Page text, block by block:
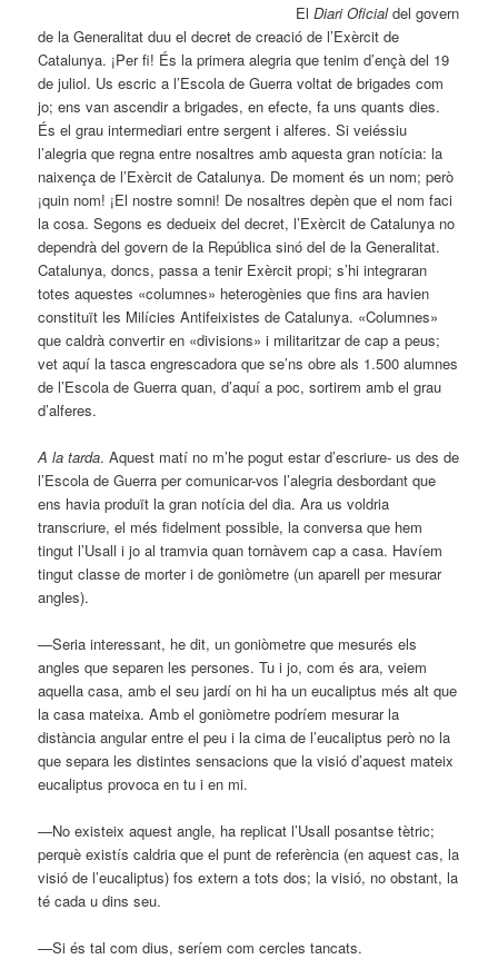
ElDiari Oficialdel govern
de la Generalitat duu el decret de creació de l’Exèrcit de
Catalunya. ¡Per fi! És la primera alegria que tenim d’ençà del 19
de juliol. Us escric a l’Escola de Guerra voltat de brigades com
jo; ens van ascendir a brigades, en efecte, fa uns quants dies.
És el grau intermediari entre sergent i alferes. Si veiéssiu
l’alegria que regna entre nosaltres amb aquesta gran notícia: la
naixença de l’Exèrcit de Catalunya. De moment és un nom; però
¡quin nom! ¡El nostre somni! De nosaltres depèn que el nom faci
la cosa. Segons es dedueix del decret, l’Exèrcit de Catalunya no
dependrà del govern de la República sinó del de la Generalitat.
Catalunya, doncs, passa a tenir Exèrcit propi; s’hi integraran
totes aquestes «columnes» heterogènies que fins ara havien
constituït les Milícies Antifeixistes de Catalunya. «Columnes»
que caldrà convertir en «divisions» i militaritzar de cap a peus;
vet aquí la tasca engrescadora que se’ns obre als 1.500 alumnes
de l’Escola de Guerra quan, d’aquí a poc, sortirem amb el grau
d’alferes.
A la tarda. Aquest matí no m’he pogut estar d’escriure- us des de
l’Escola de Guerra per comunicar-vos l’alegria desbordant que
ens havia produït la gran notícia del dia. Ara us voldria
transcriure, el més fidelment possible, la conversa que hem
tingut l’Usall i jo al tramvia quan tornàvem cap a casa. Havíem
tingut classe de morter i de goniòmetre (un aparell per mesurar
angles).
—Seria interessant, he dit, un goniòmetre que mesurés els
angles que separen les persones. Tu i jo, com és ara, veiem
aquella casa, amb el seu jardí on hi ha un eucaliptus més alt que
la casa mateixa. Amb el goniòmetre podríem mesurar la
distància angular entre el peu i la cima de l’eucaliptus però no la
que separa les distintes sensacions que la visió d’aquest mateix
eucaliptus provoca en tu i en mi.
—No existeix aquest angle, ha replicat l’Usall posantse tètric;
perquè existís caldria que el punt de referència (en aquest cas, la
visió de l’eucaliptus) fos extern a tots dos; la visió, no obstant, la
té cada u dins seu.
—Si és tal com dius, seríem com cercles tancats.